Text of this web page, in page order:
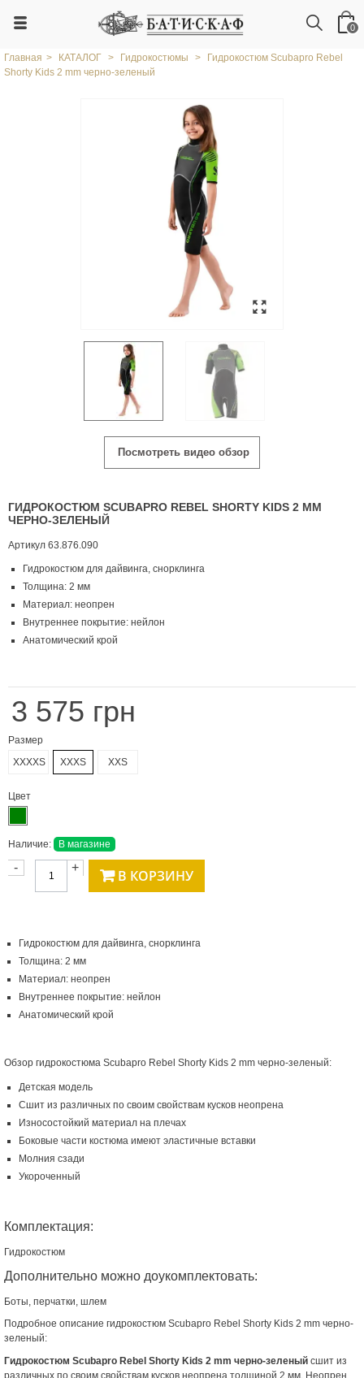
0
Главная > КАТАЛОГ > Гидрокостюмы >
Гидрокостюм Scubapro Rebel
Shorty Kids 2 mm черно-зеленый
Посмотреть видео обзор
ГИДРОКОСТЮМ SCUBAPRO REBEL SHORTY KIDS 2 MM
ЧЕРНО-ЗЕЛЕНЫЙ
Артикул 63.876.090
Гидрокостюм для дайвинга, снорклинга
Толщина: 2 мм
Материал: неопрен
Внутреннее покрытие: нейлон
Анатомический крой
3 575 грн
Размер
XXXXS
XXXS XXS
Цвет
Наличие: В магазине
- + В КОРЗИНУ
Гидрокостюм для дайвинга, снорклинга
Толщина: 2 мм
Материал: неопрен
Внутреннее покрытие: нейлон
Анатомический крой
Обзор гидрокостюма Scubapro Rebel Shorty Kids 2 mm черно-зеленый:
Детская модель
Сшит из различных по своим свойствам кусков неопрена
Износостойкий материал на плечах
Боковые части костюма имеют эластичные вставки
Молния сзади
Укороченный
Комплектация:
Гидрокостюм
Дополнительно можно доукомплектовать:
Боты, перчатки, шлем
Подробное описание гидрокостюм Scubapro Rebel Shorty Kids 2 mm черно-
зеленый:
Гидрокостюм Scubapro Rebel Shorty Kids 2 mm черно-зеленый сшит из